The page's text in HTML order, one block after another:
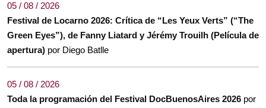
05 / 08 / 2026
Festival de Locarno 2026: Crítica de “Les Yeux Verts” (“The
Green Eyes”), de Fanny Liatard y Jérémy Trouilh (Película de
apertura) por Diego Batlle
05 / 08 / 2026
Toda la programación del Festival DocBuenosAires 2026 por